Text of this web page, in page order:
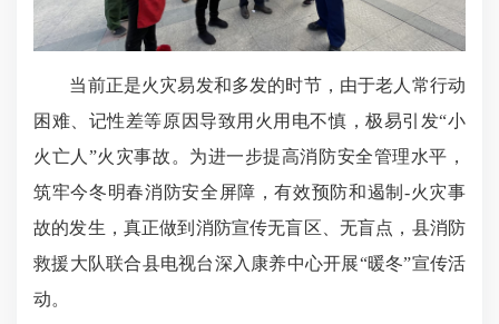
当前正是火灾易发和多发的时节，由于老人常行动
困难、记性差等原因导致用火用电不慎，极易引发“小
火亡人 ”火灾事故。为进一步提高消防安全管理水平，
筑牢今冬明春消防安全屏障，有效预防和遏制-火灾事
故的发生，真正做到消防宣传无盲区、无盲点，县消防
救援大队联合县电视台深入康养中心开展“暖冬”宣传活
动。